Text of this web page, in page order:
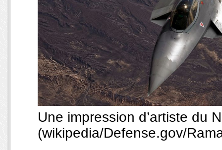
Une impression d’artiste du
(wikipedia/Defense.gov/